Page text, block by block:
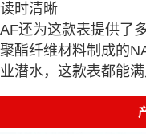
读时清晰
AF还为这款表提供了
聚酯纤维材料制成的
业潜水，这款表都能满